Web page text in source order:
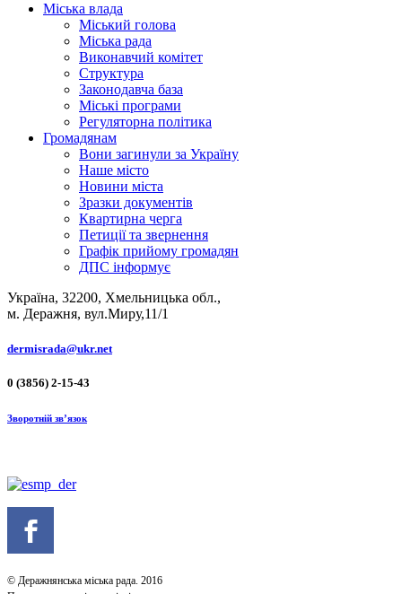
Міська влада
Міський голова
Міська рада
Виконавчий комітет
Структура
Законодавча база
Міські програми
Регуляторна політика
Громадянам
Вони загинули за Україну
Наше місто
Новини міста
Зразки документів
Квартирна черга
Петиції та звернення
Графік прийому громадян
ДПС інформує
Україна, 32200, Хмельницька обл.,
м. Деражня, вул.Миру,11/1
dermisrada@ukr.net
0 (3856) 2-15-43
Зворотній зв’язок
© Деражнянська міська рада. 2016